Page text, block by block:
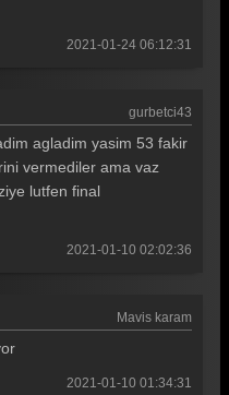
2021-01-24 06:12:31
gurbetci43
agladim yasim 53 fakir
vermediler ama vaz
lutfen final
2021-01-10 02:02:36
Mavis karam
2021-01-10 01:34:31